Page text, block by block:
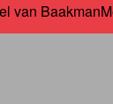
van